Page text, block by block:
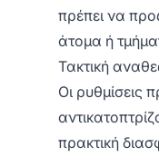
πρέπει να
άτομα ή
Τακτική
Οι ρυθμίσεις
πρακτική